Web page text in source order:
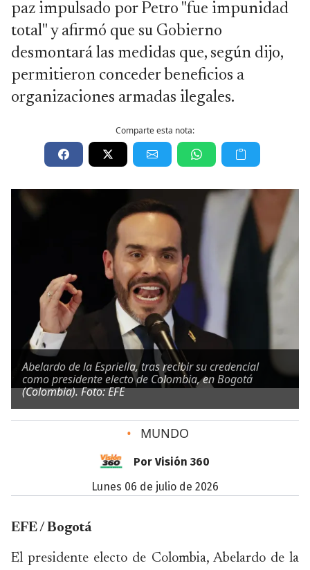
paz impulsado por Petro "fue impunidad
total" y afirmó que su Gobierno
desmontará las medidas que, según dijo,
permitieron conceder beneficios a
organizaciones armadas ilegales.
Comparte esta nota:
Abelardo de la Espriella, tras recibir su credencial
como presidente electo de Colombia, en Bogotá
(Colombia). Foto: EFE
• MUNDO
Por Visión 360
lunes 06 de julio de 2026
EFE / Bogotá
El presidente electo de Colombia, Abelardo de la